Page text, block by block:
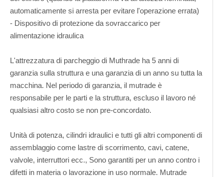
automaticamente si arresta per evitare l'operazione errata)
- Dispositivo di protezione da sovraccarico per
alimentazione idraulica
L'attrezzatura di parcheggio di Muthrade ha 5 anni di
garanzia sulla struttura e una garanzia di un anno su tutta la
macchina. Nel periodo di garanzia, il mutrade è
responsabile per le parti e la struttura, escluso il lavoro né
qualsiasi altro costo se non pre-concordato.
Unità di potenza, cilindri idraulici e tutti gli altri componenti di
assemblaggio come lastre di scorrimento, cavi, catene,
valvole, interruttori ecc., Sono garantiti per un anno contro i
difetti in materia o lavorazione in uso normale. Mutrade